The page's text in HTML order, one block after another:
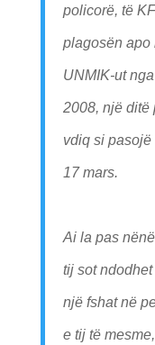
policorë, të
plagosën apo
UNMIK-ut
2008, një ditë
vdiq si pasojë
17 mars.
Ai la pas
tij sot
një fshat në
e tij të